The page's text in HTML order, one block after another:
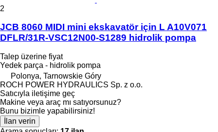
2
JCB 8060 MIDI mini ekskavatör için L A10V071
DFLR/31R-VSC12N00-S1289 hidrolik pompa
Talep üzerine fiyat
Yedek parça - hidrolik pompa
Polonya, Tarnowskie Góry
ROCH POWER HYDRAULICS Sp. z o.o.
Satıcıyla iletişime geç
Makine veya araç mı satıyorsunuz?
Bunu bizimle yapabilirsiniz!
İlan verin